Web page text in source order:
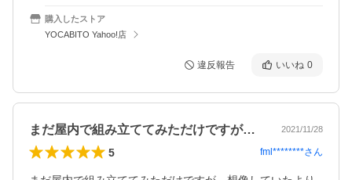
購入したストア
YOCABITO Yahoo!店
違反報告 いいね 0
まだ屋内で組み立ててみただけですが、想… 2021/11/28
5 fml********さん